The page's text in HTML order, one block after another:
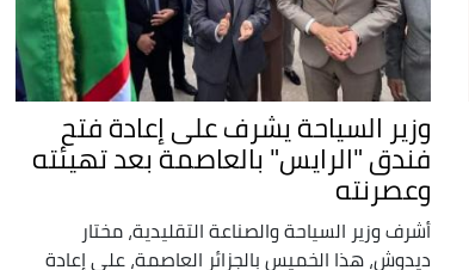
وزير السياحة يشرف على إعادة فتح
فندق "الرايس" بالعاصمة بعد تهيئته
وعصرنته
أشرف وزير السياحة والصناعة التقليدية، مختار
ديدوش، هذا الخميس بالجزائر العاصمة، على إعادة